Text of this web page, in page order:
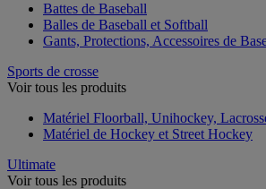
Battes de Baseball
Balles de Baseball et Softball
Gants, Protections, Accessoires de
Sports de crosse
Voir tous les produits
Matériel Floorball, Unihockey,
Matériel de Hockey et Street Hockey
Ultimate
Voir tous les produits